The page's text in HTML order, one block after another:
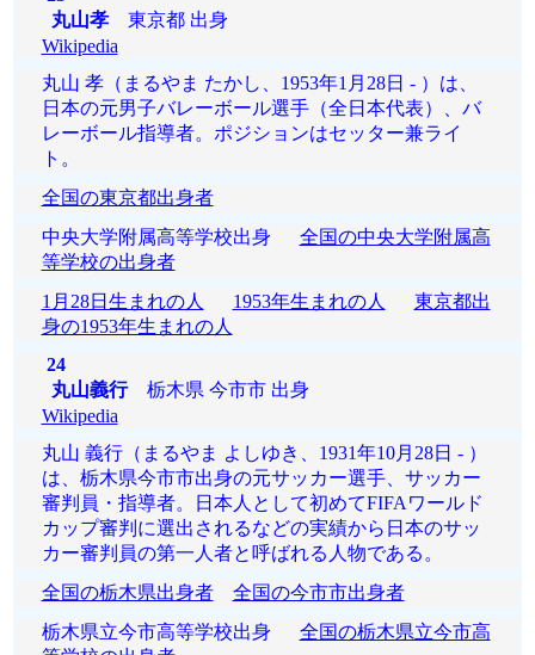
丸山孝東京都 出身
Wikipedia
丸山 孝（まるやま たかし、1953年1月28日 - ）は、
日本の元男子バレーボール選手（全日本代表）、バ
レーボール指導者。ポジションはセッター兼ライ
ト。
全国の東京都出身者
中央大学附属高等学校出身 全国の中央大学附属高
等学校の出身者
1月28日生まれの人
1953年生まれの人
東京都出
身の1953年生まれの人
24
丸山義行栃木県 今市市 出身
Wikipedia
丸山 義行（まるやま よしゆき、1931年10月28日 - ）
は、栃木県今市市出身の元サッカー選手、サッカー
審判員・指導者。日本人として初めてFIFAワールド
カップ審判に選出されるなどの実績から日本のサッ
カー審判員の第一人者と呼ばれる人物である。
全国の栃木県出身者
全国の今市市出身者
栃木県立今市高等学校出身 全国の栃木県立今市高